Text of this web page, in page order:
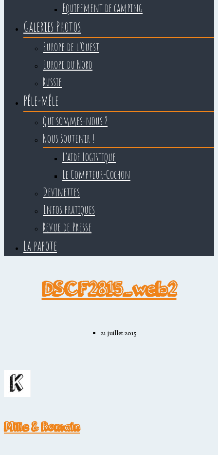
Equipement de camping
Galeries Photos
Europe de l’Ouest
Europe du Nord
Russie
Pêle-mêle
Qui sommes-nous ?
Nous Soutenir !
L’aide Logistique
Le Compteur-Cochon
Devinettes
Infos pratiques
Revue de Presse
La papote
DSCF2815_web2
21 juillet 2015
Milie & Romain